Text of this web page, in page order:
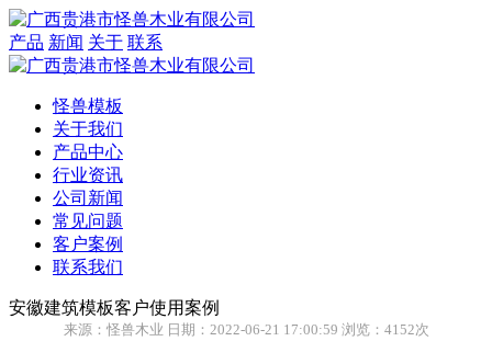
产品 新闻 关于 联系
怪兽模板
关于我们
产品中心
行业资讯
公司新闻
常见问题
客户案例
联系我们
安徽建筑模板客户使用案例
来源：怪兽木业 日期：2022-06-21 17:00:59 浏览：4152次